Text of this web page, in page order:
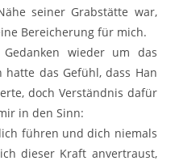
seiner Grabstätte war,
Bereicherung für mich.
wieder um das
das Gefühl, dass Han
doch Verständnis dafür
in den Sinn:
führen und dich niemals
dieser Kraft anvertraust,